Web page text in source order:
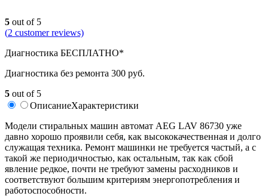
5 out of 5
(2 customer reviews)
Диагностика БЕСПЛАТНО*
Диагностика без ремонта 300 руб.
5 out of 5
ОписаниеХарактеристики
Модели стиральных машин автомат AEG LAV 86730 уже
давно хорошо проявили себя, как высококачественная и долго
служащая техника. Ремонт машинки не требуется частый, а с
такой же периодичностью, как остальным, так как сбой
явление редкое, почти не требуют замены расходников и
соответствуют большим критериям энергопотребления и
работоспособности.